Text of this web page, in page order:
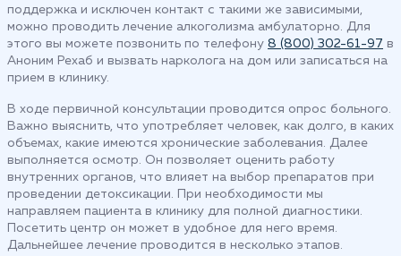
поддержка и исключен контакт с такими же зависимыми,
можно проводить лечение алкоголизма амбулаторно. Для
этого вы можете позвонить по телефону 8 (800) 302-61-97 в
Аноним Рехаб и вызвать нарколога на дом или записаться на
прием в клинику.
В ходе первичной консультации проводится опрос больного.
Важно выяснить, что употребляет человек, как долго, в каких
объемах, какие имеются хронические заболевания. Далее
выполняется осмотр. Он позволяет оценить работу
внутренних органов, что влияет на выбор препаратов при
проведении детоксикации. При необходимости мы
направляем пациента в клинику для полной диагностики.
Посетить центр он может в удобное для него время.
Дальнейшее лечение проводится в несколько этапов.